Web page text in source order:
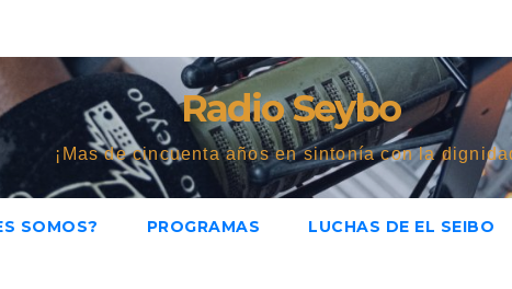
Radio Seybo
¡Mas de cincuenta años en sintonía con la
SOMOS? PROGRAMAS LUCHAS DE EL SEIBO